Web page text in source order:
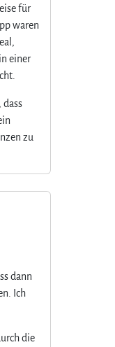
für
waren
einer
dass
zu
dann
Ich
die